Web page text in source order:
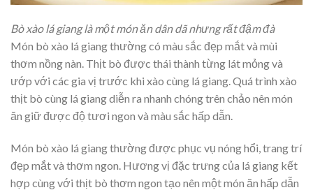
Bò xào lá giang là một món ăn dân dã nhưng rất đậm đà
Món bò xào lá giang thường có màu sắc đẹp mắt và mùi
thơm nồng nàn. Thịt bò được thái thành từng lát mỏng và
ướp với các gia vị trước khi xào cùng lá giang. Quá trình xào
thịt bò cùng lá giang diễn ra nhanh chóng trên chảo nên món
ăn giữ được độ tươi ngon và màu sắc hấp dẫn.
Món bò xào lá giang thường được phục vụ nóng hổi, trang trí
đẹp mắt và thơm ngon. Hương vị đặc trưng của lá giang kết
hợp cùng với thịt bò thơm ngon tạo nên một món ăn hấp dẫn